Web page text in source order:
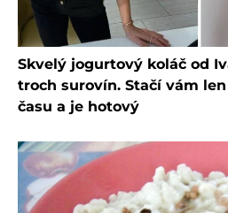
Skvelý jogurtový koláč od
troch surovín. Stačí vám
času a je hotový